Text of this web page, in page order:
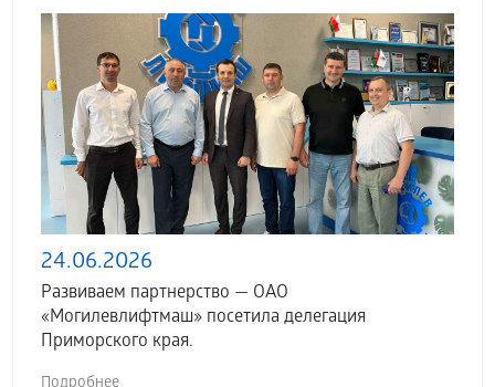
24.06.2026
Развиваем партнерство — ОАО
«Могилевлифтмаш» посетила делегация
Приморского края.